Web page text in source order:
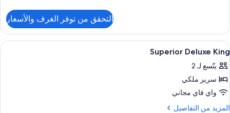
جناح
بشرفة
(Ocean)
التحقق من توفر الغرف والأسعار
استعراض
جميع
صور
Superior
Deluxe
King
أغطية فراش متميزة وأسرّة بطبقة علوية
4
Superior Deluxe King
يتّسع لـ 2
سرير ملكي
واي فاي مجاني
المزيد من التفاصيل
المزيد